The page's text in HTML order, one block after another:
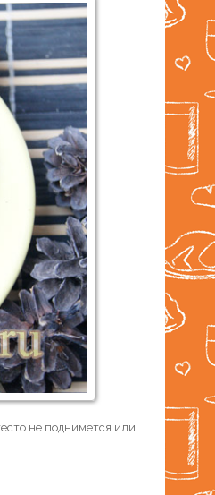
не поднимется или